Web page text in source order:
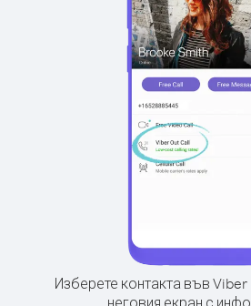
Изберете контакта във Viber
неговия екран с